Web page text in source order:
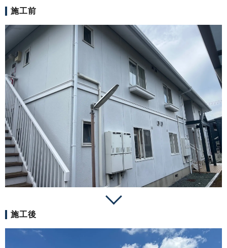
施工前
施工後